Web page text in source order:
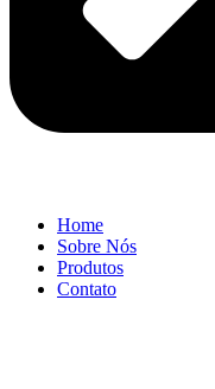
Home
Sobre Nós
Produtos
Contato